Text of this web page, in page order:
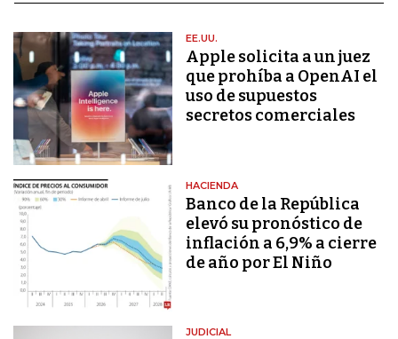
EE.UU.
Apple solicita a un juez
que prohíba a OpenAI el
uso de supuestos
secretos comerciales
HACIENDA
Banco de la República
elevó su pronóstico de
inflación a 6,9% a cierre
de año por El Niño
JUDICIAL